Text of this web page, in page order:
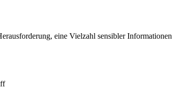
eine Vielzahl sensibler Informationen